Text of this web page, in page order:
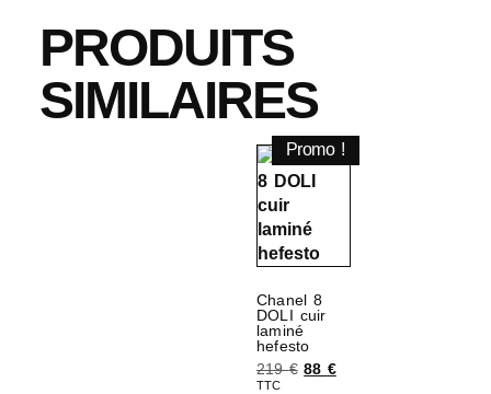
PRODUITS
SIMILAIRES
Promo !
Chanel 8
DOLI cuir
laminé
hefesto
219€ 88 €
TTC